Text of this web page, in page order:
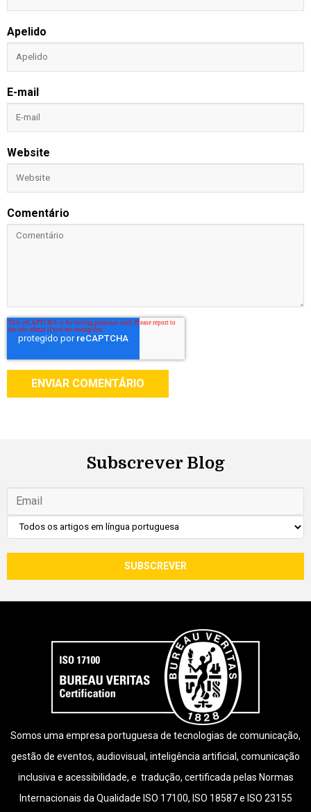
Apelido
E-mail
Website
Comentário
Subscrever Blog
Somos uma empresa portuguesa de tecnologias de comunicação,
gestão de eventos, audiovisual, inteligência artificial, comunicação
inclusiva e acessibilidade, e tradução, certificada pelas Normas
Internacionais da Qualidade ISO 17100, ISO 18587 e ISO 23155